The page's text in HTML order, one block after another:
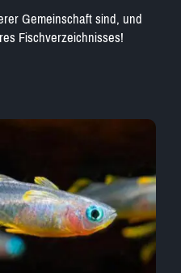
Gemeinschaft sind, und
Fischverzeichnisses!